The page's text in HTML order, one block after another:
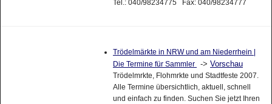
Tel.: 040/98234775 Fax: 040/98234777
Trödelmärkte in NRW und am Niederrhein |
Die Termine für Sammler
-> Vorschau
Trödelmrkte, Flohmrkte und Stadtfeste 2007.
Alle Termine übersichtlich, aktuell, schnell
und einfach zu finden. Suchen Sie jetzt Ihren